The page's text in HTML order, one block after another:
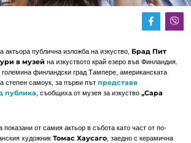
актьора публична изложба на изкуство, Брад Пит
в музей на изкуството край езеро във Финландия.
финландски град Тампере, американската
степен самоук, за първи път представя
публика , съобщиха от музея за изкуство „Сара
показани от самия актьор в събота като част от по-
художник Томас Хаусаго , заедно с керамична